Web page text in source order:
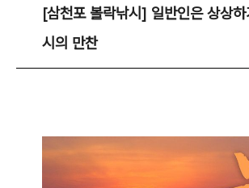
[삼천포 볼락낚시] 일반인은 상상
시의 만찬